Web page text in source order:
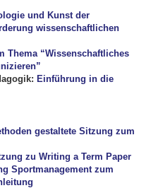
und Kunst der
wissenschaftlichen
Thema “Wissenschaftliches
Einführung in die
gestaltete Sitzung zum
zu Writing a Term Paper
Sportmanagement zum